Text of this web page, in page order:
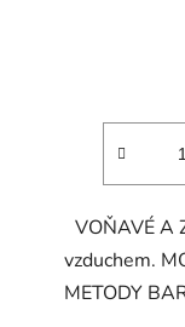
VOŇAVÉ A
vzduchem.
METODY